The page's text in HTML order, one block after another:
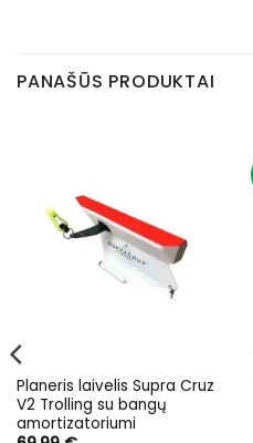
PANAŠŪS PRODUKTAI
Planeris laivelis Supra Cruz
V2 Trolling su bangų
amortizatoriumi